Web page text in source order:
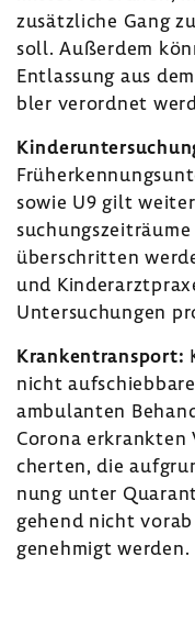
zusätz­liche Gang
soll. Außerdem
Entlas­sung aus
bler verordnet
sowie U9 gilt
über­schritten
und
Untersuchungen
Kran­ken­trans­port:
nicht
ambu­lanten
Corona
cherten, die
nung unter
ge­hend nicht
geneh­migt werden.